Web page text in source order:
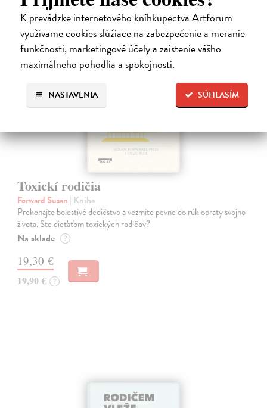
K prevádzke internetového kníhkupectva Artforum
využívame cookies slúžiace na zabezpečenie a meranie
funkčnosti, marketingové účely a zaistenie vášho
maximálneho pohodlia a spokojnosti.
SÚHLASÍM
NASTAVENIA
na sklade
Toxickí rodičia
Forward Susan | Kniha
Prekonajte bolestivé dedičstvo a vezmite pevne do rúk opraty svojho
života. Ste dieťaťom toxických rodičov?
Na sklade ?
19,30 €
19,90 € ?